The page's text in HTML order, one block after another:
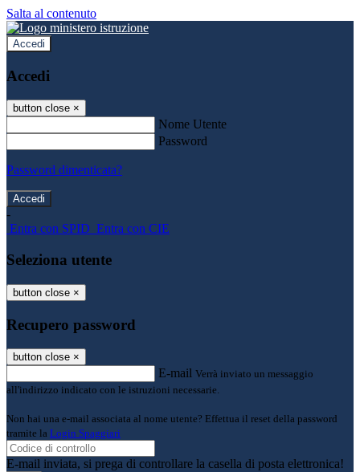
Salta al contenuto
Accedi
Accedi
button close ×
Nome Utente
Password
Password dimenticata?
-
Entra con SPID Entra con CIE
Seleziona utente
button close ×
Recupero password
button close ×
E-mail Verrà inviato un messaggio
all'indirizzo indicato con le istruzioni necessarie.
Non hai una e-mail associata al nome utente? Effettua il reset della password
tramite la Login Spaggiari
E-mail inviata, si prega di controllare la casella di posta elettronica!